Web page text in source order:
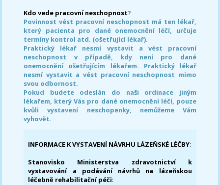
Kdo vede pracovní neschopnost?
Povinnost vést pracovní neschopnost má ten lékař,
který pacienta pro dané onemocnění léčí, určuje
termíny kontrol atd. (ošetřující lékař).
Praktický lékař nesmí vystavit a vést pracovní
neschopnost v případě, kdy není pro dané
onemocnění ošetřujícím lékařem. Praktický lékař
nesmí vystavit a vést pracovní neschopnost mimo
svou odbornost.
Pokud budete odeslán do naši ordinace jiným
lékařem, který Vás pro dané onemocnění léčí, pouze
kvůli vystavení neschopenky, nemůžeme Vám
vyhovět.
INFORMACE K VYSTAVENÍ NÁVRHU LÁZEŇSKÉ LÉČBY:
Stanovisko Ministerstva zdravotnictví k
vystavování a podávání návrhů na lázeňskou
léčebně rehabilitační péči: